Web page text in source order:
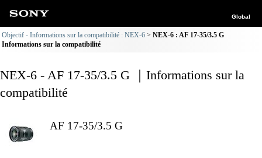
Global
Objectif - Informations sur la compatibilité : NEX-6
NEX-6 : AF 17-35/3.5 G
Informations sur la compatibilité
NEX-6 - AF 17-35/3.5 G ｜Informations sur la
compatibilité
AF 17-35/3.5 G